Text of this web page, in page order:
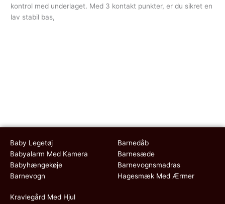
kontrol med underlaget. Med 3 kontakt punkter, er du sikret en
lav stabil bas,
Baby Legetøj
Babyalarm Med Kamera
Babyhængekøje
Barnevogn
Barnedåb
Barnesæde
Barnevognsmadras
Hagesmæk Med Ærmer
Kravlegård Med Hjul